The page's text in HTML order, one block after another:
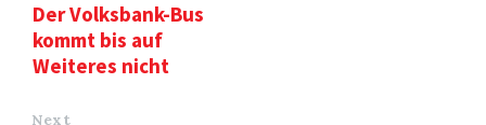
Der Volksbank-Bus
kommt bis auf
Weiteres nicht
Next